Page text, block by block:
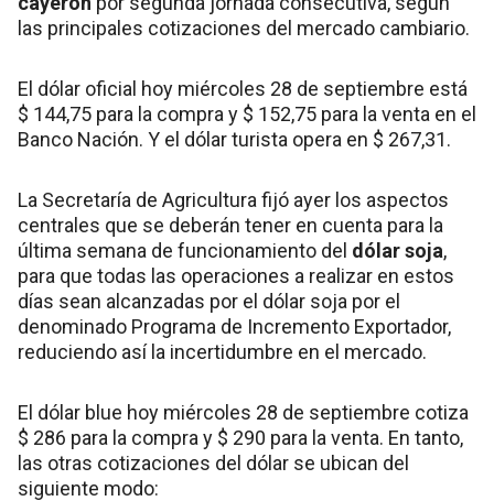
las principales cotizaciones del mercado cambiario.
El dólar oficial hoy miércoles 28 de septiembre está
$ 144,75 para la compra y $ 152,75 para la venta en el
Banco Nación. Y el dólar turista opera en $ 267,31.
La Secretaría de Agricultura fijó ayer los aspectos
centrales que se deberán tener en cuenta para la
última semana de funcionamiento del dólar soja,
para que todas las operaciones a realizar en estos
días sean alcanzadas por el dólar soja por el
denominado Programa de Incremento Exportador,
reduciendo así la incertidumbre en el mercado.
El dólar blue hoy miércoles 28 de septiembre cotiza
$ 286 para la compra y $ 290 para la venta. En tanto,
las otras cotizaciones del dólar se ubican del
siguiente modo: